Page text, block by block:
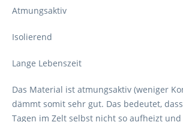
Atmungsaktiv
Isolierend
Lange Lebenszeit
Das Material ist atmungsaktiv (weniger
dämmt somit sehr gut. Das bedeutet,
Tagen im Zelt selbst nicht so aufheizt